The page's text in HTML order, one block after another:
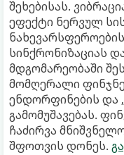
შეხებისას.
ეფექტი ნერვულ
სინქრონიზაციას
მდგომარეობაში
მომღერალი
ენდორფინების და
გამომუშავებას.
ჩაძირვა
შფოთვის დონეს.